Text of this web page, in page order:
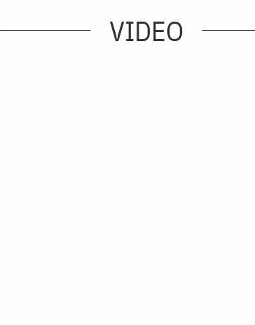
VIDEO